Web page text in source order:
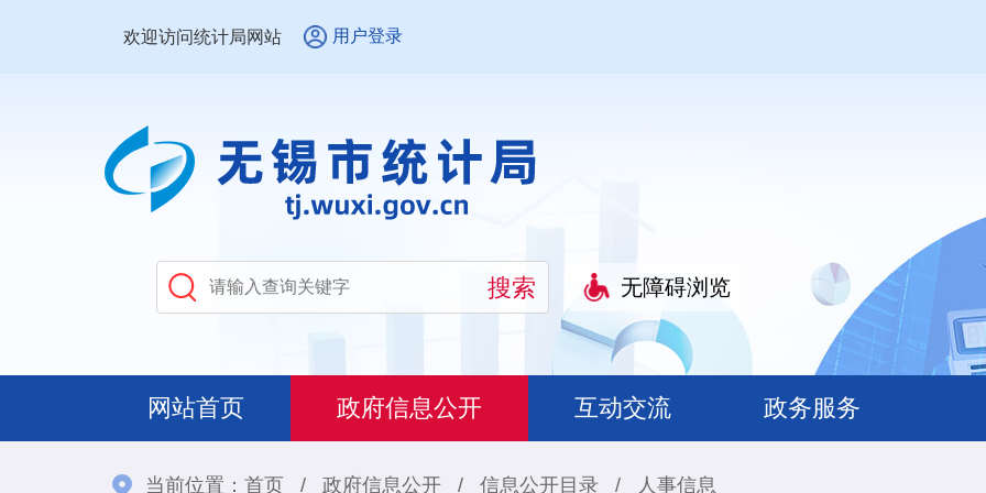
欢迎访问统计局网站 用户登录
无障碍浏览
网站首页 政府信息公开 互动交流 政务服务
当前位置： 首页 / 政府信息公开 / 信息公开目录 / 人事信息